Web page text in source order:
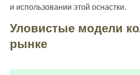
и использовании этой оснастки.
Уловистые модели
рынке